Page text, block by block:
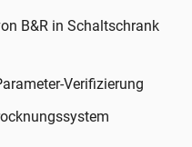
B&R in Schaltschrank
Verifizierung